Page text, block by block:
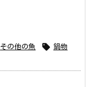
その他の魚  鍋物